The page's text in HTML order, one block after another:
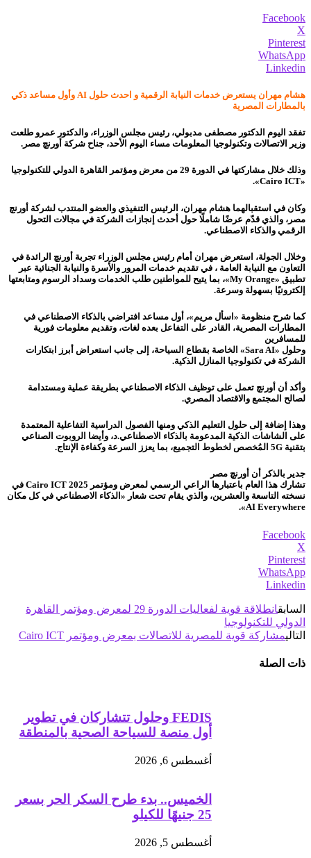
Facebook
X
Pinterest
WhatsApp
Linkedin
هشام مهران يستعرض خدمات النيابة الرقمية و احدث حلول AI وأول مساعد ذكي
بالمطارات المصرية
تفقد اليوم الدكتور مصطفى مدبولي، رئيس مجلس الوزراء، والدكتور عمرو طلعت
وزير الاتصالات وتكنولوجيا المعلومات مساء اليوم الأحد، جناح شركة أورنچ مصر.
وذلك خلال مشاركتها في الدورة 29 من معرض ومؤتمر القاهرة الدولي للتكنولوجيا
«Cairo ICT».
وكان في استقبالهما هشام مهران، الرئيس التنفيذي والعضو المنتدب لشركة أورنچ
مصر، والذي قدّم عرضًا شاملًا حول أحدث إنجازات الشركة في مجالات التحول
الرقمي والذكاء الاصطناعي.
وخلال الجولة، استعرض مهران أمام رئيس مجلس الوزراء تجربة أورنچ الرائدة في
التعاون مع النيابة العامة ، في تقديم خدمات المرور والأسرة والنيابة الجنائية عبر
تطبيق «My Orange»، بما يتيح للمواطنين طلب الخدمات وسداد الرسوم ومتابعتها
إلكترونيًا بسهولة وسرعة.
كما شرح منظومة «اسأل مريم»، أول مساعد افتراضي بالذكاء الاصطناعي في
المطارات المصرية، القادر على التفاعل بعده لغات، وتقديم معلومات فورية
للمسافرين
وحلول «Sara AI» الخاصة بقطاع السياحة، إلى جانب استعراض أبرز ابتكارات
الشركة في تكنولوجيا المنازل الذكية.
وأكد أن أورنچ تعمل على توظيف الذكاء الاصطناعي بطريقة عملية ومستدامة
لصالح المجتمع والاقتصاد المصري.
وهذا إضافة إلى حلول التعليم الذكي ومنها الفصول الدراسية التفاعلية المعتمدة
على الشاشات الذكية المدعومة بالذكاء الاصطناعي.د، وأيضا الروبوت الصناعي
بتقنية 5G المُخصص لخطوط التجميع، بما يعزز السرعة وكفاءة الإنتاج.
جدير بالذكر أن أورنچ مصر
تشارك هذا العام باعتبارها الراعي الرسمي لمعرض ومؤتمر Cairo ICT 2025 في
نسخته التاسعة والعشرين، والذي يقام تحت شعار «الذكاء الاصطناعي في كل مكان
AI Everywhere».
Facebook
X
Pinterest
WhatsApp
Linkedin
السابق
انطلاقة قوية لفعاليات الدورة 29 لمعرض ومؤتمر القاهرة
الدولي للتكنولوجيا
التاليمشاركة قوية للمصرية للاتصالات بمعرض ومؤتمر Cairo ICT
ذات الصلة
FEDIS وحلول تتشاركان في تطوير
أول منصة للسياحة الصحية بالمنطقة
أغسطس 6, 2026
الخميس.. بدء طرح السكر الحر بسعر
25 جنيهًا للكيلو
أغسطس 5, 2026